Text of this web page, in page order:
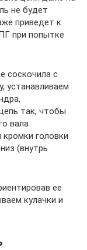
не будет
приведет к
при попытке
соскочила с
устанавливаем
так, чтобы
вала
головки
(внутрь
ее
кулачки и